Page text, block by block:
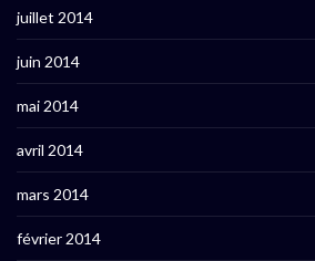
juillet 2014
juin 2014
mai 2014
avril 2014
mars 2014
février 2014